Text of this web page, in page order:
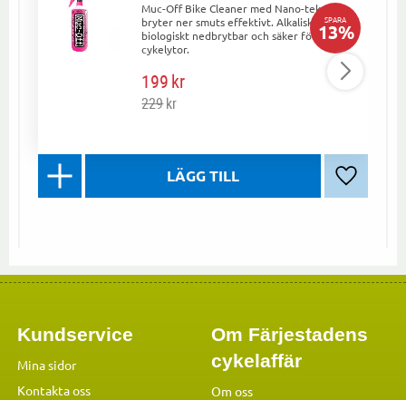
Muc-Off Bike Cleaner med Nano-teknik
bryter ner smuts effektivt. Alkalisk,
biologiskt nedbrytbar och säker för alla
cykelytor.
199kr
229kr
SPARA
13%
Lägg till
Kundservice
Mina sidor
Kontakta oss
Om Färjestadens
cykelaffär
Om oss